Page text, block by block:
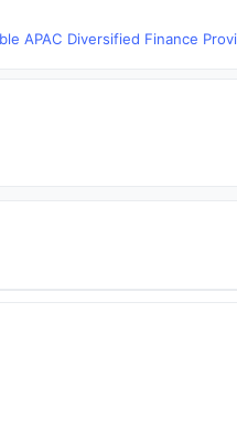
APAC Diversified Finance